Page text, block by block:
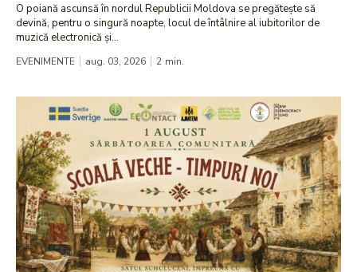
O poiană ascunsă în nordul Republicii Moldova se pregătește să
devină, pentru o singură noapte, locul de întâlnire al iubitorilor de
muzică electronică și...
EVENIMENTE aug. 03, 2026 2 min.